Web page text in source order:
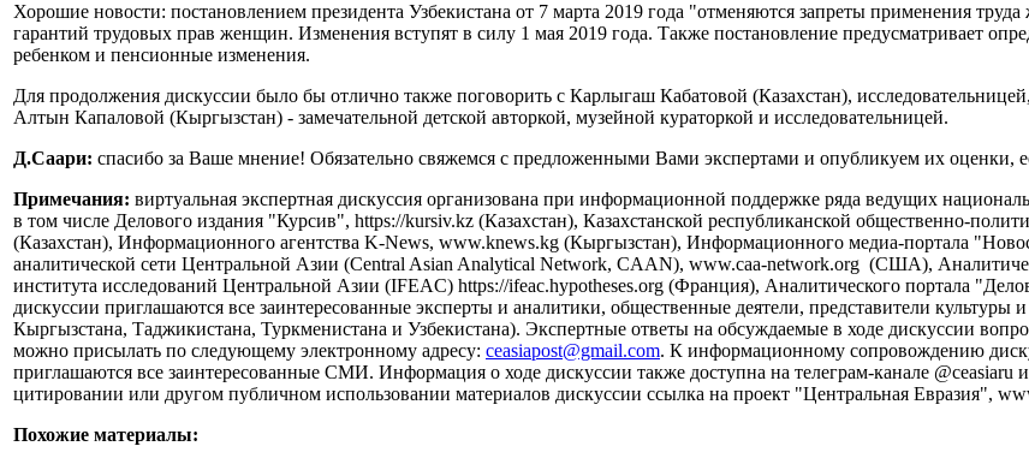
Хорошие новости: постановлением президента Узбекистана от 7 марта 2019 года "отменяются запреты применения
гарантий трудовых прав женщин. Изменения вступят в силу 1 мая 2019 года. Также постановление предусматривает
ребенком и пенсионные изменения.
Для продолжения дискуссии было бы отлично также поговорить с Карлыгаш Кабатовой (Казахстан),
Алтын Капаловой (Кыргызстан) - замечательной детской авторкой, музейной кураторкой и исследовательницей.
Д.Саари: спасибо за Ваше мнение! Обязательно свяжемся с предложенными Вами экспертами и опубликуем их оценки,
Примечания: виртуальная экспертная дискуссия организована при информационной поддержке ряда ведущих
в том числе Делового издания "Курсив", https://kursiv.kz (Казахстан), Казахстанской республиканской общественно-
(Казахстан), Информационного агентства K-News, www.knews.kg (Кыргызстан), Информационного медиа-портала
аналитической сети Центральной Азии (Central Asian Analytical Network, CAAN), www.caa-network.org (США),
института исследований Центральной Азии (IFEAC) https://ifeac.hypotheses.org (Франция), Аналитического портала
дискуссии приглашаются все заинтересованные эксперты и аналитики, общественные деятели, представители культуры
Кыргызстана, Таджикистана, Туркменистана и Узбекистана). Экспертные ответы на обсуждаемые в ходе дискуссии
можно присылать по следующему электронному адресу: ceasiapost@gmail.com. К информационному сопровождению
приглашаются все заинтересованные СМИ. Информация о ходе дискуссии также доступна на телеграм-канале @ceasiaru
цитировании или другом публичном использовании материалов дискуссии ссылка на проект "Центральная Евразия",
Похожие материалы: